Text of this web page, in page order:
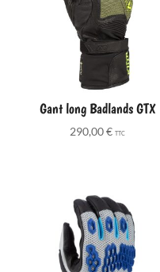
Gant long Badlands GTX
290,00€ TTC